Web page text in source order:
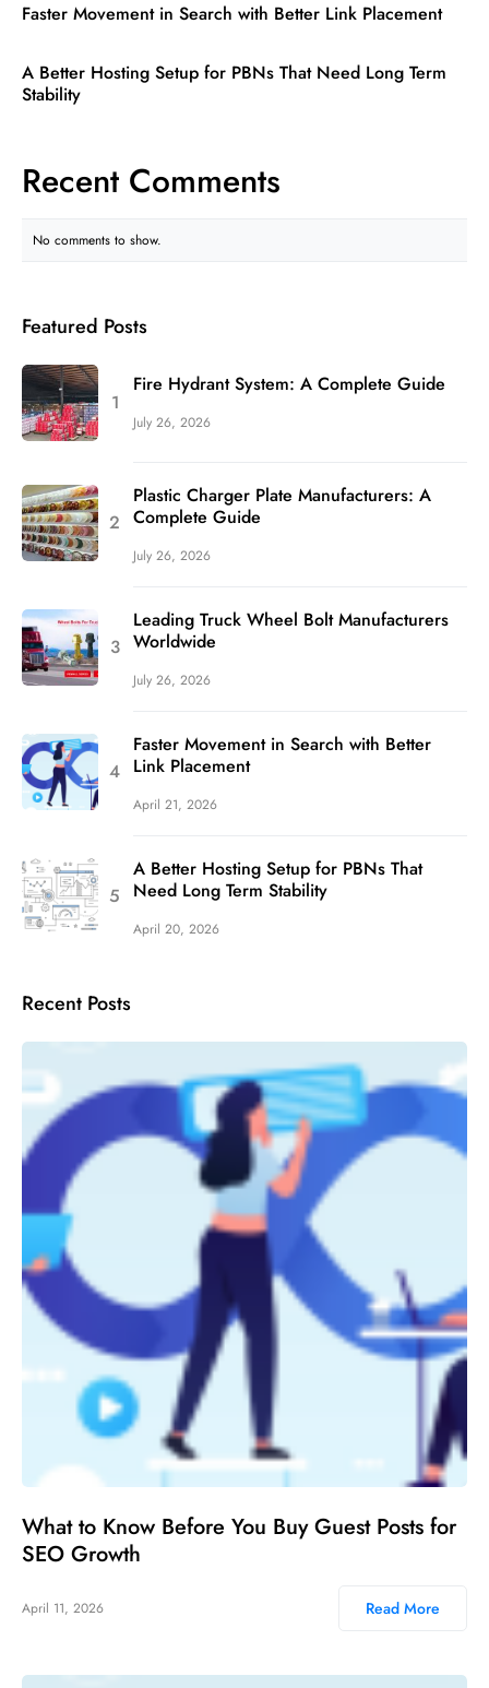
Faster Movement in Search with Better Link Placement
A Better Hosting Setup for PBNs That Need Long Term
Stability
Recent Comments
No comments to show.
Featured Posts
Fire Hydrant System: A Complete Guide
July 26, 2026
Plastic Charger Plate Manufacturers: A
Complete Guide
July 26, 2026
Leading Truck Wheel Bolt Manufacturers
Worldwide
July 26, 2026
Faster Movement in Search with Better
Link Placement
April 21, 2026
A Better Hosting Setup for PBNs That
Need Long Term Stability
April 20, 2026
Recent Posts
What to Know Before You Buy Guest Posts for
SEO Growth
April 11, 2026 Read More